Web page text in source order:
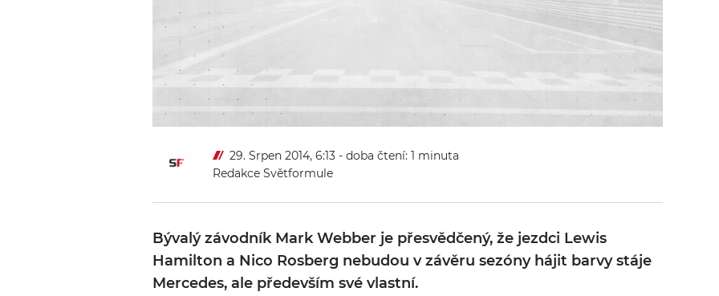
29. Srpen 2014, 6:13 - doba čtení: 1 minuta
Redakce Světformule
Bývalý závodník Mark Webber je přesvědčený, že jezdci Lewis
Hamilton a Nico Rosberg nebudou v závěru sezóny hájit barvy stáje
Mercedes, ale především své vlastní.